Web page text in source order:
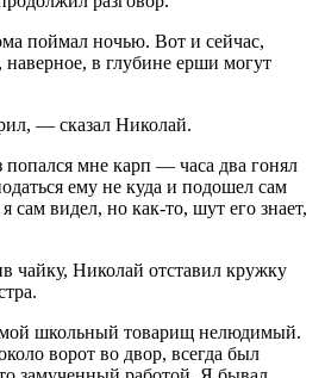
поймал ночью. Вот и сейчас,
в глубине ерши могут
— сказал Николай.
мне карп — часа два гонял
ему не куда и подошел сам
сам видел, но как-то, шут его знает,
Николай отставил кружку
школьный товарищ нелюдимый.
ворот во двор, всегда был